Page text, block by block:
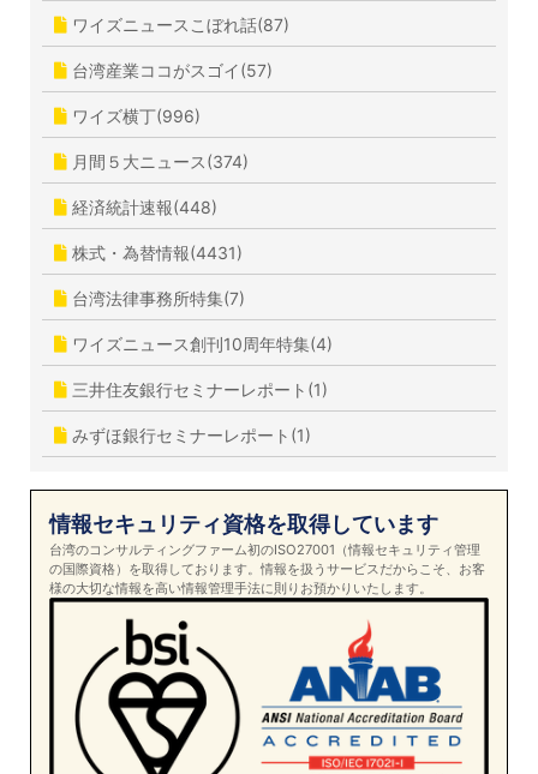
ワイズニュースこぼれ話(87)
台湾産業ココがスゴイ(57)
ワイズ横丁(996)
月間５大ニュース(374)
経済統計速報(448)
株式・為替情報(4431)
台湾法律事務所特集(7)
ワイズニュース創刊10周年特集(4)
三井住友銀行セミナーレポート(1)
みずほ銀行セミナーレポート(1)
情報セキュリティ資格を取得しています
台湾のコンサルティングファーム初のISO27001（情報セキュリティ管理
の国際資格）を取得しております。情報を扱うサービスだからこそ、お客
様の大切な情報を高い情報管理手法に則りお預かりいたします。